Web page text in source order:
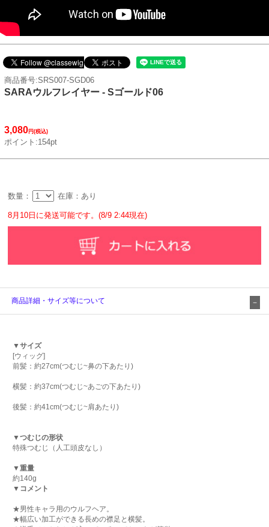
商品番号:SRS007-SGD06
SARAウルフレイヤー - Sゴールド06
3,080円(税込)
ポイント:154pt
数量： 在庫：あり
8月10日に発送可能です。(8/9 2:44現在)
商品詳細・サイズ等について
▼サイズ
[ウィッグ]
前髪：約27cm(つむじ~鼻の下あたり)
横髪：約37cm(つむじ~あごの下あたり)
後髪：約41cm(つむじ~肩あたり)
▼つむじの形状
特殊つむじ（人工頭皮なし）
▼重量
約140g
▼コメント
★男性キャラ用のウルフヘア。
★幅広い加工ができる長めの襟足と横髪。